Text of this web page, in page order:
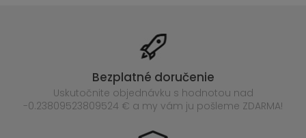
Bezplatné doručenie
Uskutočnite objednávku s hodnotou nad
-0.23809523809524 € a my vám ju pošleme ZDARMA!